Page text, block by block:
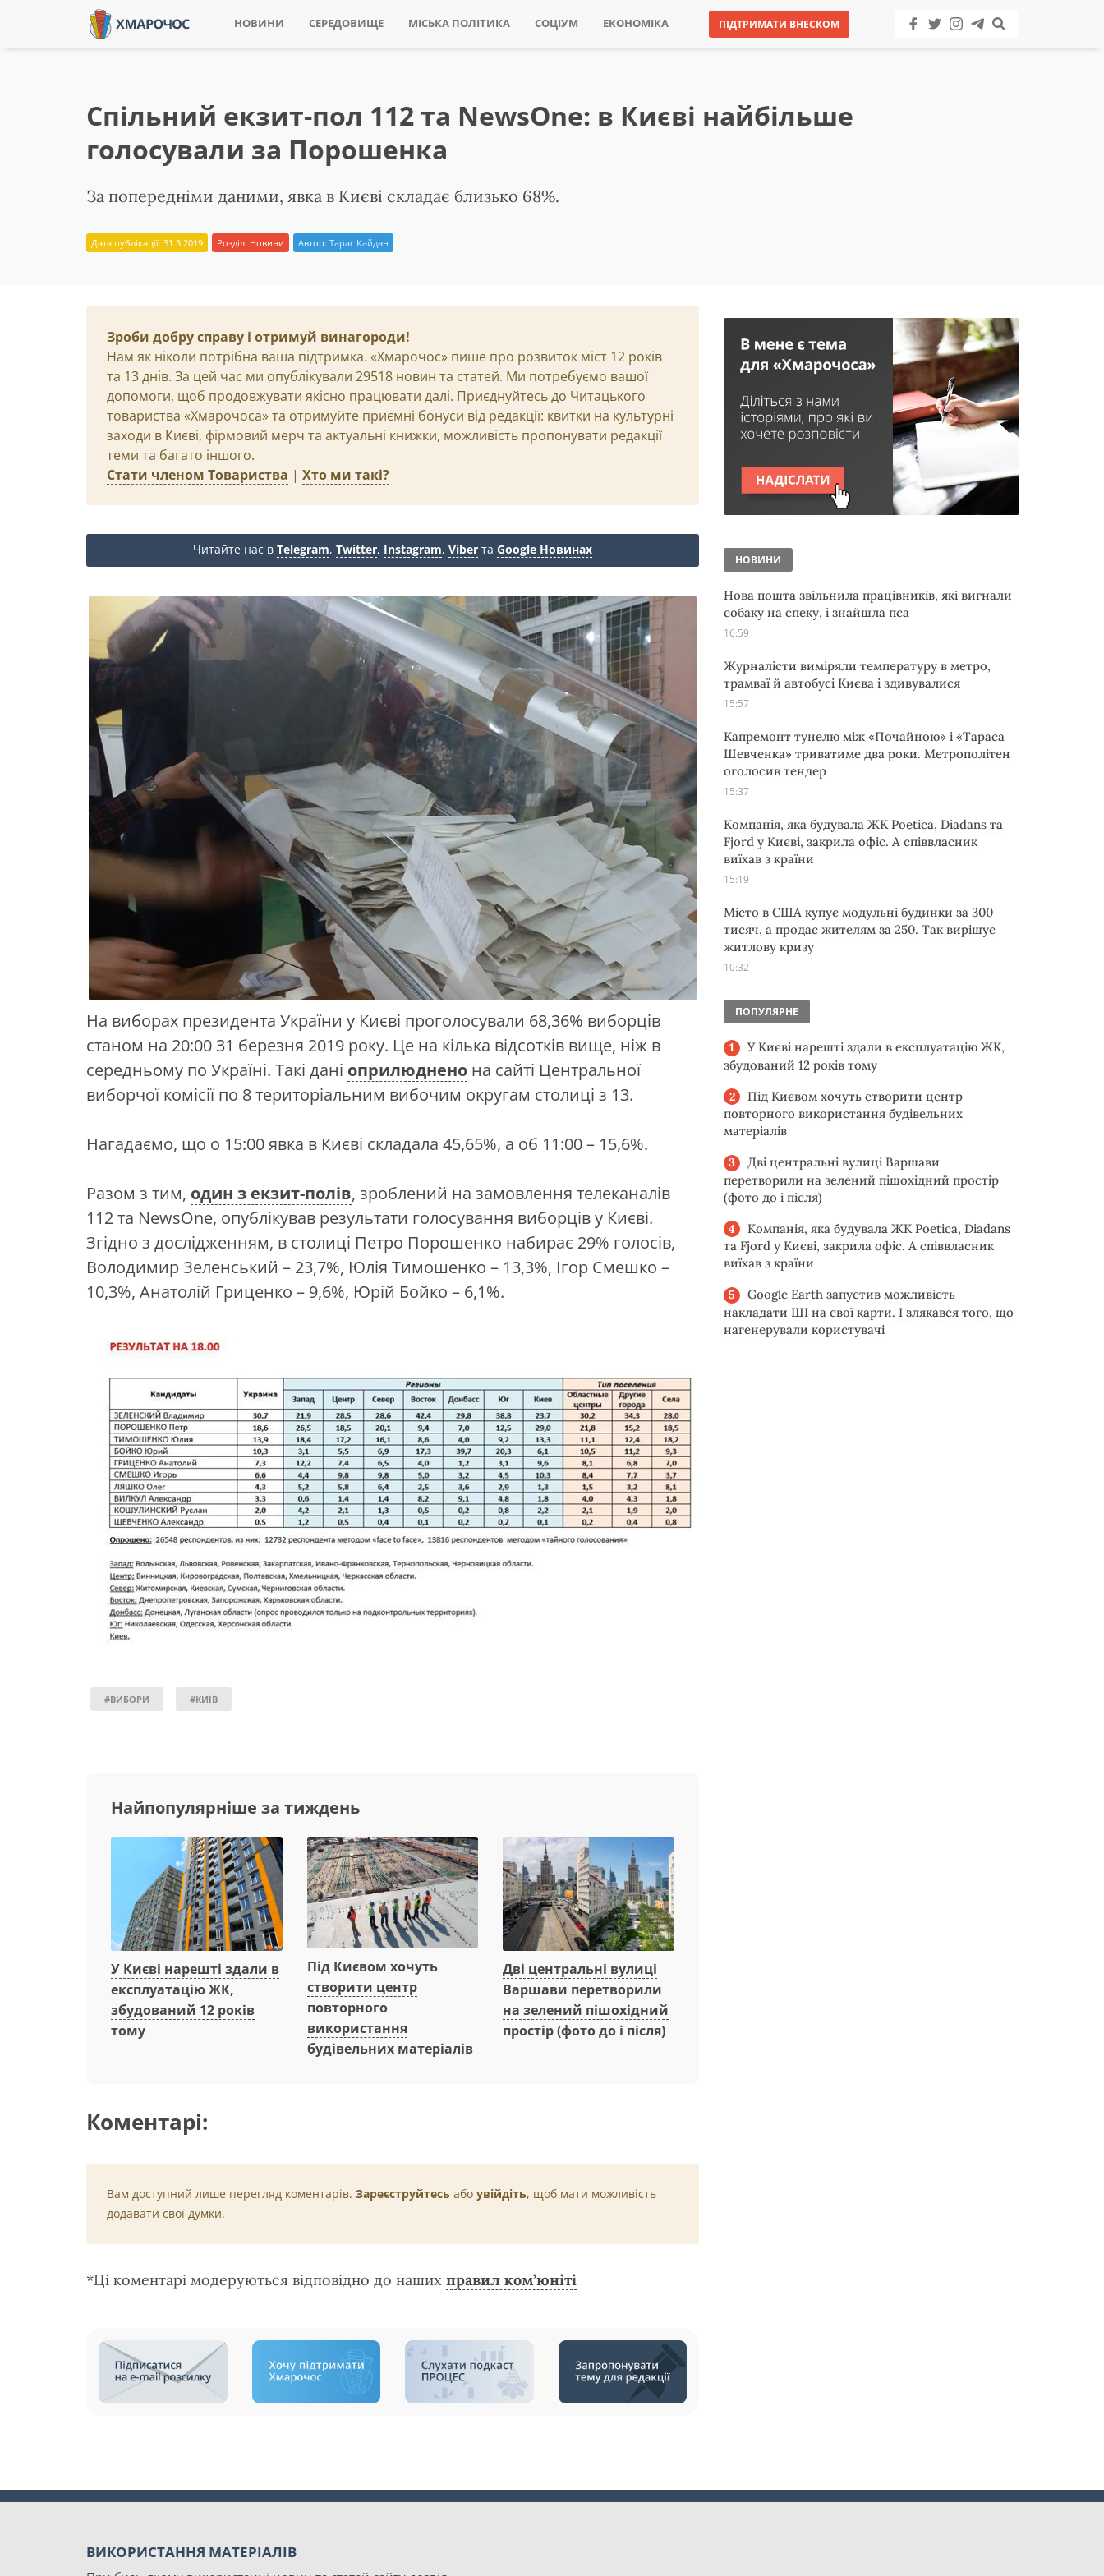
НОВИНИ СЕРЕДОВИЩЕ МІСЬКА ПОЛІТИКА СОЦІУМ ЕКОНОМІКА ПІДТРИМАТИ ВНЕСКОМ
Спільний екзит-пол 112 та NewsOne: в Києві найбільше
голосували за Порошенка
За попередніми даними, явка в Києві складає близько 68%.
Дата публікації: 31.3.2019 Розділ: Новини Автор: Тарас Кайдан
Зроби добру справу і отримуй винагороди!
Нам як ніколи потрібна ваша підтримка. «Хмарочос» пише про розвиток міст 12 років
та 13 днів. За цей час ми опублікували 29518 новин та статей. Ми потребуємо вашої
допомоги, щоб продовжувати якісно працювати далі. Приєднуйтесь до Читацького
товариства «Хмарочоса» та отримуйте приємні бонуси від редакції: квитки на культурні
заходи в Києві, фірмовий мерч та актуальні книжки, можливість пропонувати редакції
теми та багато іншого.
Стати членом Товариства | Хто ми такі?
Читайте нас в Telegram, Twitter, Instagram, Viber та Google Новинах
На виборах президента України у Києві проголосували 68,36% виборців
станом на 20:00 31 березня 2019 року. Це на кілька відсотків вище, ніж в
середньому по Україні. Такі дані оприлюднено на сайті Центральної
виборчої комісії по 8 територіальним вибочим округам столиці з 13.
Нагадаємо, що о 15:00 явка в Києві складала 45,65%, а об 11:00 – 15,6%.
Разом з тим, один з екзит-полів, зроблений на замовлення телеканалів
112 та NewsOne, опублікував результати голосування виборців у Києві.
Згідно з дослідженням, в столиці Петро Порошенко набирає 29% голосів,
Володимир Зеленський – 23,7%, Юлія Тимошенко – 13,3%, Ігор Смешко –
10,3%, Анатолій Гриценко – 9,6%, Юрій Бойко – 6,1%.
#ВИБОРИ #КИЇВ
Найпопулярніше за тиждень
У Києві нарешті здали в
експлуатацію ЖК,
збудований 12 років
тому
Під Києвом хочуть
створити центр
повторного
використання
будівельних матеріалів
Дві центральні вулиці
Варшави перетворили
на зелений пішохідний
простір (фото до і після)
Коментарі:
Вам доступний лише перегляд коментарів. Зареєструйтесь або увійдіть, щоб мати можливість
додавати свої думки.
*Ці коментарі модеруються відповідно до наших правил ком’юніті
НОВИНИ
Нова пошта звільнила працівників, які вигнали
собаку на спеку, і знайшла пса
16:59
Журналісти виміряли температуру в метро,
трамваї й автобусі Києва і здивувалися
15:57
Капремонт тунелю між «Почайною» і «Тараса
Шевченка» триватиме два роки. Метрополітен
оголосив тендер
15:37
Компанія, яка будувала ЖК Poetica, Diadans та
Fjord у Києві, закрила офіс. А співвласник
виїхав з країни
15:19
Місто в США купує модульні будинки за 300
тисяч, а продає жителям за 250. Так вирішує
житлову кризу
10:32
ПОПУЛЯРНЕ
У Києві нарешті здали в експлуатацію ЖК,
збудований 12 років тому
Під Києвом хочуть створити центр
повторного використання будівельних
матеріалів
Дві центральні вулиці Варшави
перетворили на зелений пішохідний простір
(фото до і після)
Компанія, яка будувала ЖК Poetica, Diadans
та Fjord у Києві, закрила офіс. А співвласник
виїхав з країни
Google Earth запустив можливість
накладати ШІ на свої карти. І злякався того, що
нагенерували користувачі
ВИКОРИСТАННЯ МАТЕРІАЛІВ